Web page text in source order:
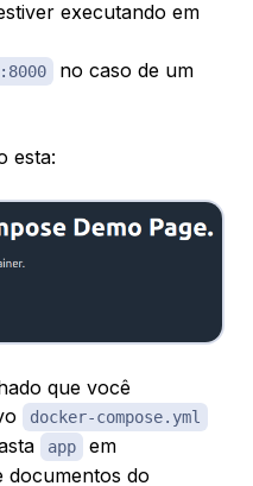
executando em
:8000
no caso de um
esta:
que você
docker-compose.yml
app
em
documentos do